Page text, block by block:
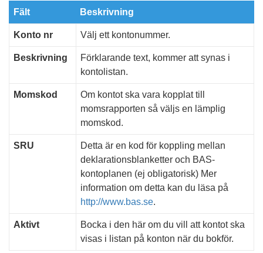
Fält Beskrivning
Konto nr Välj ett kontonummer.
Beskrivning
Förklarande text, kommer att synas i
kontolistan.
Momskod
Om kontot ska vara kopplat till
momsrapporten så väljs en lämplig
momskod.
SRU
Detta är en kod för koppling mellan
deklarationsblanketter och BAS-
kontoplanen (ej obligatorisk) Mer
information om detta kan du läsa på
http://www.bas.se.
Aktivt
Bocka i den här om du vill att kontot ska
visas i listan på konton när du bokför.